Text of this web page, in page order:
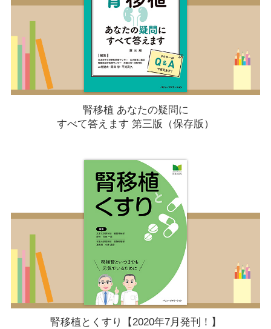
腎移植 あなたの疑問に
すべて答えます 第三版（保存版）
腎移植とくすり【2020年7月発刊！】